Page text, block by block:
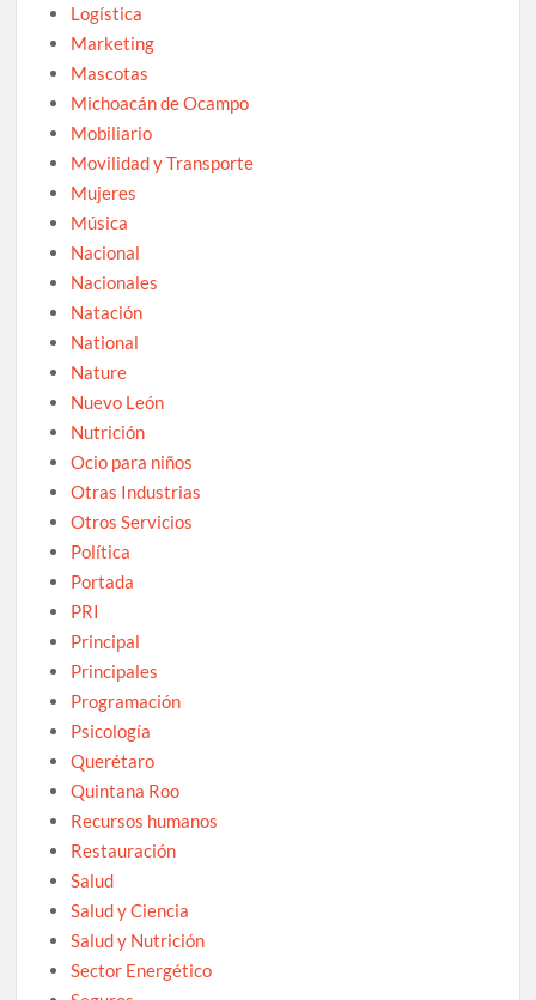
Logística
Marketing
Mascotas
Michoacán de Ocampo
Mobiliario
Movilidad y Transporte
Mujeres
Música
Nacional
Nacionales
Natación
National
Nature
Nuevo León
Nutrición
Ocio para niños
Otras Industrias
Otros Servicios
Política
Portada
PRI
Principal
Principales
Programación
Psicología
Querétaro
Quintana Roo
Recursos humanos
Restauración
Salud
Salud y Ciencia
Salud y Nutrición
Sector Energético